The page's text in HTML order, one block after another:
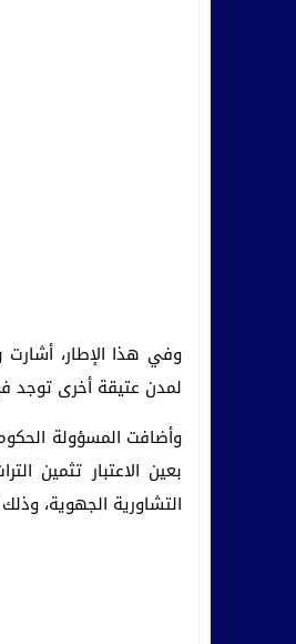
وفي هذا الإطار، أشارت
لمدن عتيقة أخرى توجد
وأضافت المسؤولة
بعين الاعتبار تثمين
التشاورية الجهوية،